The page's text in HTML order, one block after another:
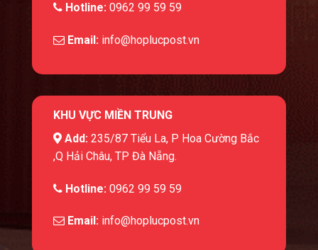
Hotline: 0962 99 59 59
Email: info@hoplucpost.vn
KHU VỰC MIỀN TRUNG
Add: 235/87 Tiểu La, P Hoa Cường Bắc
,Q Hải Châu, TP Đà Nẵng.
Hotline: 0962 99 59 59
Email: info@hoplucpost.vn